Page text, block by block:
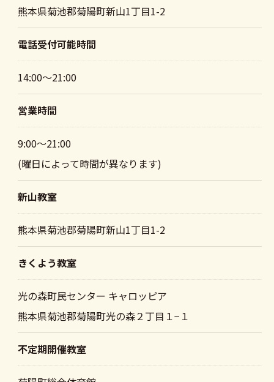
熊本県菊池郡菊陽町新山1丁目1-2
電話受付可能時間
14:00～21:00
営業時間
9:00～21:00
(曜日によって時間が異なります)
新山教室
熊本県菊池郡菊陽町新山1丁目1-2
きくよう教室
光の森町民センター キャロッピア
熊本県菊池郡菊陽町光の森２丁目１−１
不定期開催教室